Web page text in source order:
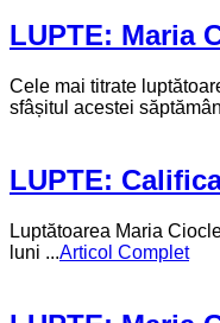
LUPTE: Maria
Cele mai titrate
sfâșitul acestei
LUPTE:
Luptătoarea Maria
luni ...Articol Complet